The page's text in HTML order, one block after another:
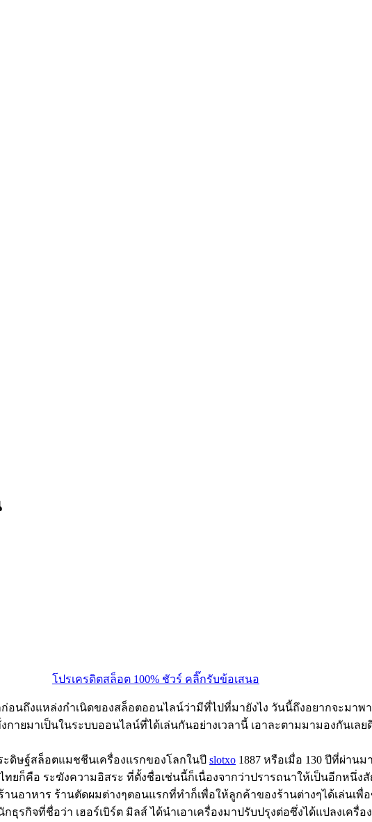
โปรเครดิตสล็อต 100% ชัวร์ คลิ๊กรับข้อเสนอ
นถึงแหล่งกำเนิดของสล็อตออนไลน์ว่ามีที่ไปที่มายังไง วันนี้ถึงอยากจะมา
มาเป็นในระบบออนไลน์ที่ได้เล่นกันอย่างเวลานี้ เอาละตามมามองกันเลย
ะดิษฐ์สล็อตแมชชีนเครื่องแรกของโลกในปี slotxo 1887 หรือเมื่อ 130 ปีที่ผ่าน
ไทยก็คือ ระฆังความอิสระ ที่ตั้งชื่อเช่นนี้ก็เนื่องจากว่าปรารถนาให้เป็นอีกห
นอาหาร ร้านตัดผมต่างๆตอนแรกที่ทำก็เพื่อให้ลูกค้าของร้านต่างๆได้เล่นเพื่
ธุรกิจที่ชื่อว่า เฮอร์เบิร์ต มิลส์ ได้นำเอาเครื่องมาปรับปรุงต่อซึ่งได้แปลงเค